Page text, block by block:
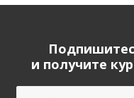
и получите